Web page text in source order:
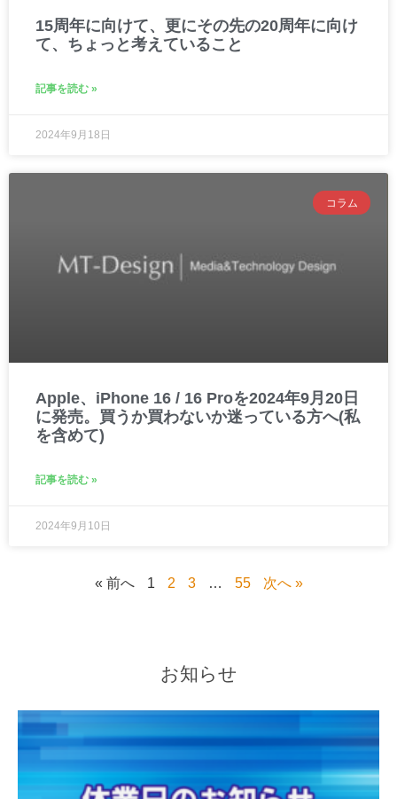
15周年に向けて、更にその先の20周年に向け
て、ちょっと考えていること
記事を読む »
2024年9月18日
コラム
Apple、iPhone 16 / 16 Proを2024年9月20日
に発売。買うか買わないか迷っている方へ(私
を含めて)
記事を読む »
2024年9月10日
« 前へ 1 2 3 … 55 次へ »
お知らせ